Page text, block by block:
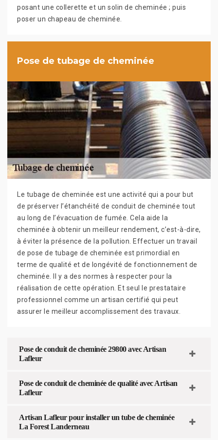
posant une collerette et un solin de cheminée ; puis
poser un chapeau de cheminée.
Pose de tubage de cheminée
Le tubage de cheminée est une activité qui a pour but
de préserver l’étanchéité de conduit de cheminée tout
au long de l’évacuation de fumée. Cela aide la
cheminée à obtenir un meilleur rendement, c’est-à-dire,
à éviter la présence de la pollution. Effectuer un travail
de pose de tubage de cheminée est primordial en
terme de qualité et de longévité de fonctionnement de
cheminée. Il y a des normes à respecter pour la
réalisation de cette opération. Et seul le prestataire
professionnel comme un artisan certifié qui peut
assurer le meilleur accomplissement des travaux.
Pose de conduit de cheminée 29800 avec Artisan
Lafleur
Pose de conduit de cheminée de qualité avec Artisan
Lafleur
Artisan Lafleur pour installer un tube de cheminée
La Forest Landerneau